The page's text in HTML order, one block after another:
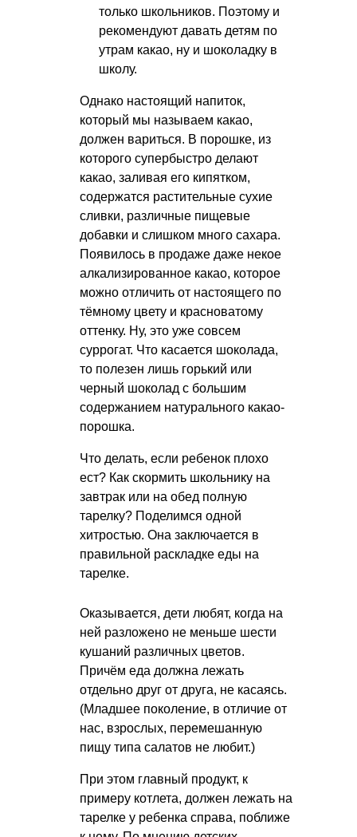
только школьников. Поэтому и
рекомендуют давать детям по
утрам какао, ну и шоколадку в
школу.
Однако настоящий напиток,
который мы называем какао,
должен вариться. В порошке, из
которого супербыстро делают
какао, заливая его кипятком,
содержатся растительные сухие
сливки, различные пищевые
добавки и слишком много сахара.
Появилось в продаже даже некое
алкализированное какао, которое
можно отличить от настоящего по
тёмному цвету и красноватому
оттенку. Ну, это уже совсем
суррогат. Что касается шоколада,
то полезен лишь горький или
черный шоколад с большим
содержанием натурального какао-
порошка.
Что делать, если ребенок плохо
ест? Как скормить школьнику на
завтрак или на обед полную
тарелку? Поделимся одной
хитростью. Она заключается в
правильной раскладке еды на
тарелке.
Оказывается, дети любят, когда на
ней разложено не меньше шести
кушаний различных цветов.
Причём еда должна лежать
отдельно друг от друга, не касаясь.
(Младшее поколение, в отличие от
нас, взрослых, перемешанную
пищу типа салатов не любит.)
При этом главный продукт, к
примеру котлета, должен лежать на
тарелке у ребенка справа, поближе